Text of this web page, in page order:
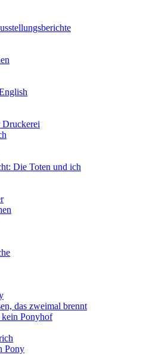
Druckerei
Die Toten und ich
das zweimal brennt
Ponyhof
Pony